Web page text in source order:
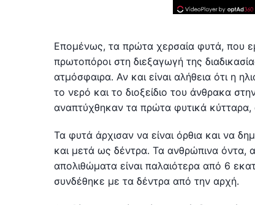
Επομένως, τα πρώτα χερσαία φυτά, που
πρωτοπόροι στη διεξαγωγή της
ατμόσφαιρα. Αν και είναι αλήθεια ότι η
το νερό και το διοξείδιο του άνθρακα
αναπτύχθηκαν τα πρώτα φυτικά
Τα φυτά άρχισαν να είναι όρθια και να
και μετά ως δέντρα. Τα ανθρώπινα όντα,
απολιθώματα είναι παλαιότερα από 6
συνδέθηκε με τα δέντρα από την αρχή.